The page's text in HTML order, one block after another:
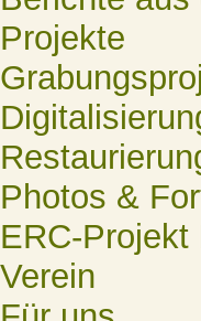
Projekte
Photos &
ERC-
Verein